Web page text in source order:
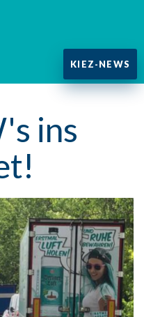
KIEZ-NEWS
ins